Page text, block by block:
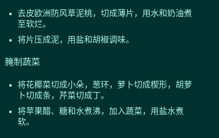
去皮欧洲防风草泥桃，切成薄片，用水和奶油煮
至软烂。
将片压成泥，用盐和胡椒调味。
腌制蔬菜
将花椰菜切成小朵，葱环，萝卜切成楔形，胡萝
卜切成条，芹菜切成丁。
将苹果醋、糖和水煮沸，加入蔬菜，用盐水煮
软。